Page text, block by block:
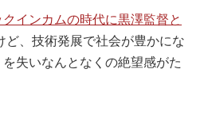
クインカムの時代に黒澤監督と
ど、技術発展で社会が豊かにな
失いなんとなくの絶望感がた